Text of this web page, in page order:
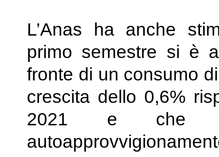
L’Anas ha anche
primo semestre si è
fronte di un consumo
crescita dello 0,6%
2021 e che